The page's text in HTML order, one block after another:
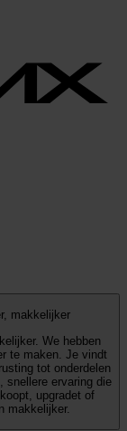
makkelijker
hebben
te maken. Je vindt
tot onderdelen
snellere ervaring die
upgradet of
makkelijker.